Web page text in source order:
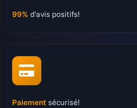
99% d'avis positifs!
Paiement sécurisé!